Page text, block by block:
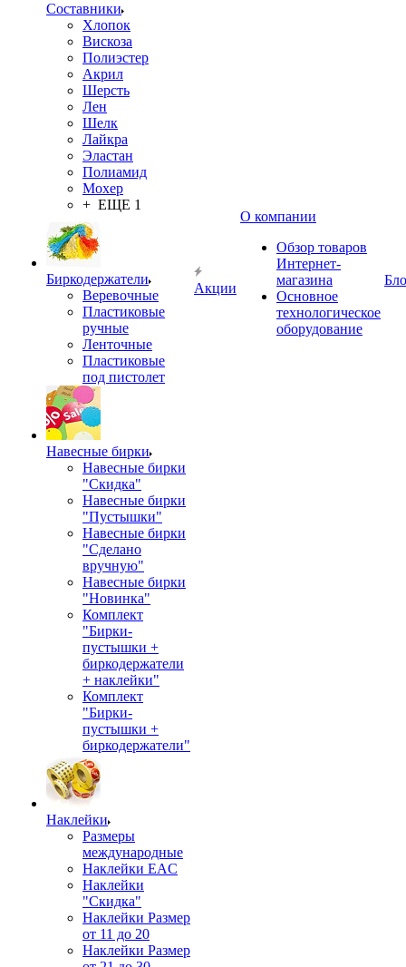
Составники
Хлопок
Вискоза
Полиэстер
Акрил
Шерсть
Лен
Шелк
Лайкра
Эластан
Полиамид
Мохер
+ ЕЩЕ 1
Биркодержатели
Веревочные
Пластиковые
ручные
Ленточные
Пластиковые
под пистолет
Навесные бирки
Навесные бирки
"Скидка"
Навесные бирки
"Пустышки"
Навесные бирки
"Сделано
вручную"
Навесные бирки
"Новинка"
Комплект
"Бирки-
пустышки +
биркодержатели
+ наклейки"
Комплект
"Бирки-
пустышки +
биркодержатели"
Наклейки
Размеры
международные
Наклейки EAC
Наклейки
"Скидка"
Наклейки Размер
от 11 до 20
Наклейки Размер
Акции
О компании
Обзор товаров
Интернет-
магазина
Основное
технологическое
оборудование